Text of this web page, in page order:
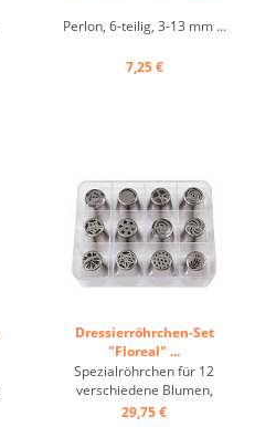
Perlon, 6-teilig, 3-13 mm ...
7,25 €
Dressierröhrchen-Set
"Floreal" ...
Spezialröhrchen für 12
verschiedene Blumen,
Edelstahl, Kassette ...
29,75 €